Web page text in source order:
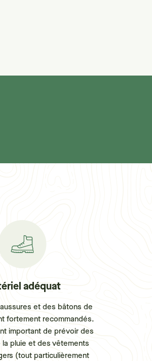
adéquat
et des bâtons de
fortement recommandés.
important de prévoir des
pluie et des vêtements
(tout particulièrement